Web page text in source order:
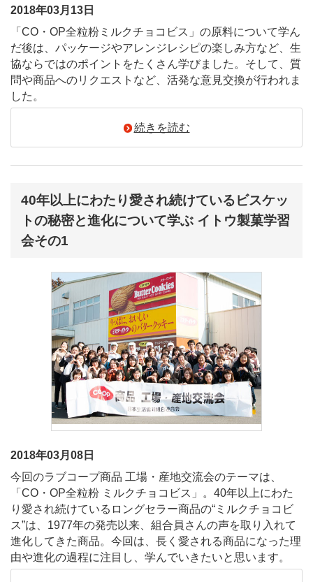
2018年03月13日
「CO・OP全粒粉ミルクチョコビス」の原料について学ん
だ後は、パッケージやアレンジレシピの楽しみ方など、生
協ならではのポイントをたくさん学びました。そして、質
問や商品へのリクエストなど、活発な意見交換が行われま
した。
続きを読む
40年以上にわたり愛され続けているビスケッ
トの秘密と進化について学ぶ イトウ製菓学習
会その1
2018年03月08日
今回のラブコープ商品 工場・産地交流会のテーマは、
「CO・OP全粒粉 ミルクチョコビス」。40年以上にわた
り愛され続けているロングセラー商品の“ミルクチョコビ
ス”は、1977年の発売以来、組合員さんの声を取り入れて
進化してきた商品。今回は、長く愛される商品になった理
由や進化の過程に注目し、学んでいきたいと思います。